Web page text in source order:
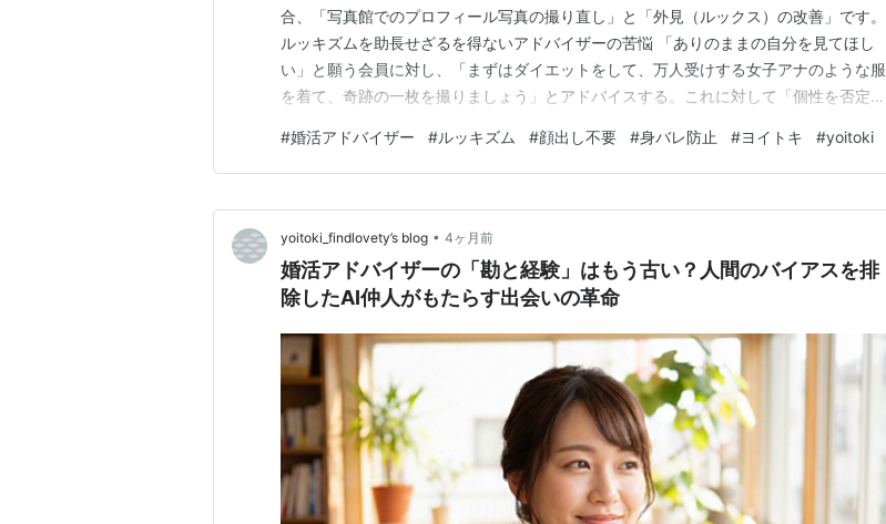
合、「写真館でのプロフィール写真の撮り直し」と「外見（ルックス）の改善」です。
ルッキズムを助長せざるを得ないアドバイザーの苦悩 「ありのままの自分を見てほし
い」と願う会員に対し、「まずはダイエットをして、万人受けする女子アナのような服
を着て、奇跡の一枚を撮りましょう」とアドバイスする。これに対して「個性を否定さ
切りが行われる仕組み」になっている以上、アドバイザーもそう指導するしか成婚させ
る方法がないのです。 しかし、奇跡の一枚で釣ったお見…
#婚活アドバイザー #ルッキズム #顔出し不要 #身バレ防止 #ヨイトキ #yoitoki
yoitoki_findlovety’s blog • 4ヶ月前
婚活アドバイザーの「勘と経験」はもう古い？人間のバイアスを排
除したAI仲人がもたらす出会いの革命